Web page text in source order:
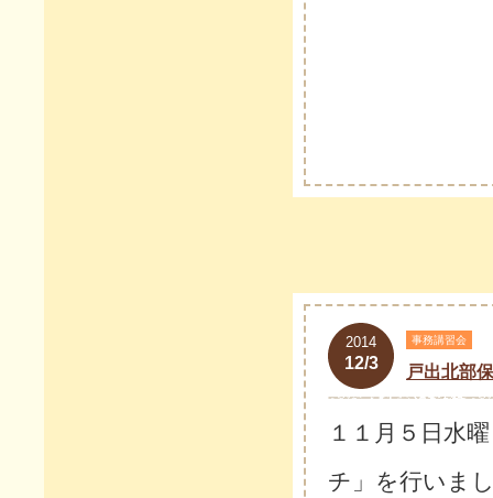
2014
12/3
事務講習会
戸出北部
１１月５日水
チ」を行いま